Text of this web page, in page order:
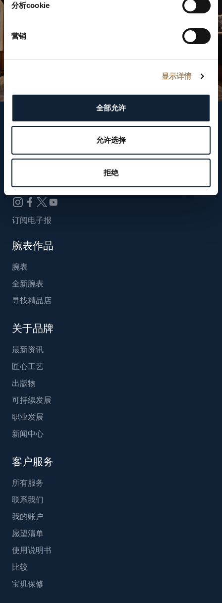
分析cookie
营销
显示详情
全部允许
允许选择
拒绝
关注我们
WeChat ID
Breguet_China
订阅电子报
腕表作品
腕表
全新腕表
寻找精品店
关于品牌
最新资讯
匠心工艺
出版物
可持续发展
职业发展
新闻中心
客户服务
所有服务
联系我们
我的账户
愿望清单
使用说明书
比较
宝玑保修